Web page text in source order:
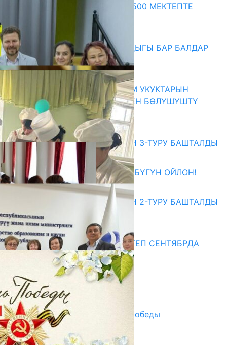
ПРЕЗИДЕНТТИН ЖАРЛЫГЫ: 500 МЕКТЕПТЕ
ШАХМАТ ИЙРИМИ АЧЫЛАТ
06.08.2026
СҮЛҮКТҮ: ӨЗГӨЧӨ МУКТАЖДЫГЫ БАР БАЛДАР
ҮЧҮН БОРБОР АЧЫЛДЫ
06.08.2026
КЫРГЫЗ ЭКСПЕРТТЕРИ АДАМ УКУКТАРЫН
ОКУТУУ ТАЖРЫЙБАСЫ МЕНЕН БӨЛҮШҮШТҮ
06.08.2026
Абитуриент
ЖОЖДОРГО КАБЫЛ АЛУУНУН 3-ТУРУ БАШТАЛДЫ
27.07.2026
ӨЗҮҢДҮН КЕЛЕЧЕГИҢ ҮЧҮН БҮГҮН ОЙЛОН!
20.07.2026
ЖОЖДОРГО КАБЫЛ АЛУУНУН 2-ТУРУ БАШТАЛДЫ
20.07.2026
Медиа
СУЗАКТА 750 ОРУНДУУ МЕКТЕП СЕНТЯБРДА
ПАЙДАЛАНУУГА БЕРИЛЕТ
07.08.2025
Улуу Жеңиштин жандуу сөзү
29.04.2025
Награды в преддверии Дня Победы
29.04.2025